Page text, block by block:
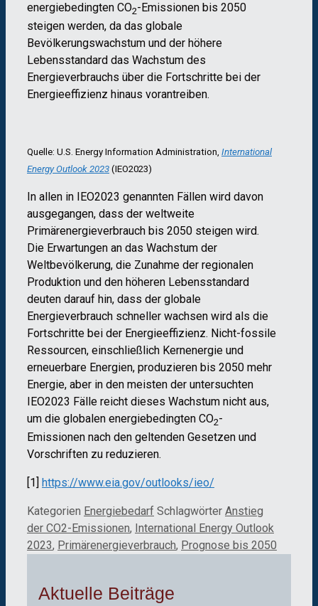
energiebedingten CO2-Emissionen bis 2050
steigen werden, da das globale
Bevölkerungswachstum und der höhere
Lebensstandard das Wachstum des
Energieverbrauchs über die Fortschritte bei der
Energieeffizienz hinaus vorantreiben.
Quelle: U.S. Energy Information Administration, International
Energy Outlook 2023 (IEO2023)
In allen in IEO2023 genannten Fällen wird davon
ausgegangen, dass der weltweite
Primärenergieverbrauch bis 2050 steigen wird.
Die Erwartungen an das Wachstum der
Weltbevölkerung, die Zunahme der regionalen
Produktion und den höheren Lebensstandard
deuten darauf hin, dass der globale
Energieverbrauch schneller wachsen wird als die
Fortschritte bei der Energieeffizienz. Nicht-fossile
Ressourcen, einschließlich Kernenergie und
erneuerbare Energien, produzieren bis 2050 mehr
Energie, aber in den meisten der untersuchten
IEO2023 Fälle reicht dieses Wachstum nicht aus,
um die globalen energiebedingten CO2-
Emissionen nach den geltenden Gesetzen und
Vorschriften zu reduzieren.
[1] https://www.eia.gov/outlooks/ieo/
Kategorien Energiebedarf Schlagwörter Anstieg
der CO2-Emissionen, International Energy Outlook
2023, Primärenergieverbrauch, Prognose bis 2050
Aktuelle Beiträge